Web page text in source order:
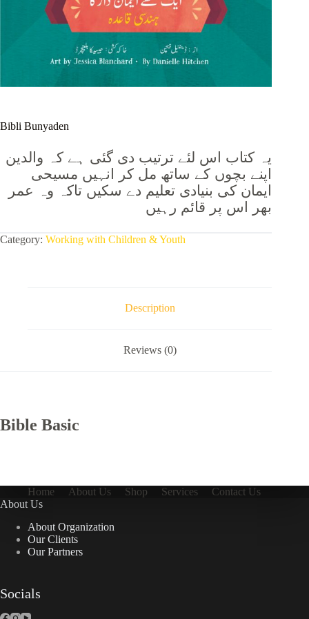
Bibli Bunyaden
یہ کتاب اس لئے ترتیب دی گئی ہے کہ والدین
اپنے بچوں کے ساتھ مل کر انہیں مسیحی
ایمان کی بنیادی تعلیم دے سکیں تاکہ وہ عمر
بھر اس پر قائم رہیں
Category: Working with Children & Youth
Description
Reviews (0)
Bible Basic
Home About Us Shop Services
Contact Us
About Us
About Organization
Our Clients
Our Partners
Socials